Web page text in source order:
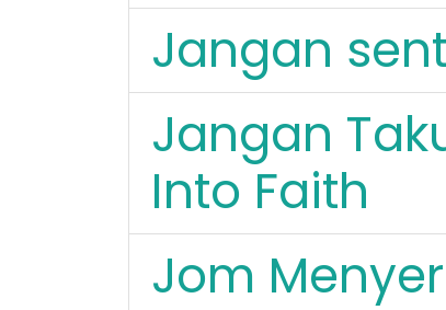
Jangan
Jangan
Into Faith
Jom